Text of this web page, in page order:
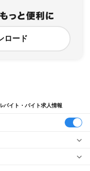
ロード
バイト・バイト求人情報